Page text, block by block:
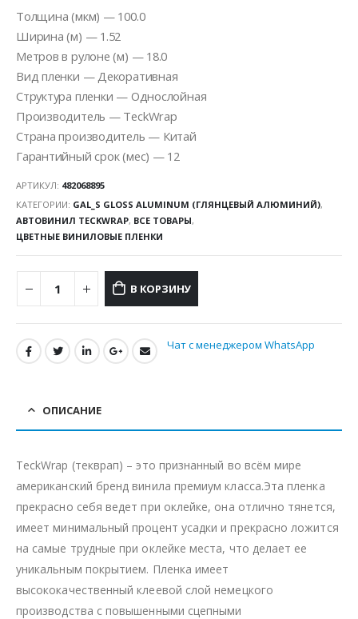
Толщина (мкм) — 100.0
Ширина (м) — 1.52
Метров в рулоне (м) — 18.0
Вид пленки — Декоративная
Структура пленки — Однослойная
Производитель — TeckWrap
Страна производитель — Китай
Гарантийный срок (мес) — 12
АРТИКУЛ: 482068895
КАТЕГОРИИ: GAL_S GLOSS ALUMINUM (ГЛЯНЦЕВЫЙ АЛЮМИНИЙ),
АВТОВИНИЛ TECKWRAP, ВСЕ ТОВАРЫ,
ЦВЕТНЫЕ ВИНИЛОВЫЕ ПЛЕНКИ
В КОРЗИНУ
Чат с менеджером WhatsApp
ОПИСАНИЕ
TeckWrap (текврап) – это признанный во всём мире
американский бренд винила премиум класса.Эта пленка
прекрасно себя ведет при оклейке, она отлично тянется,
имеет минимальный процент усадки и прекрасно ложится
на самые трудные при оклейке места, что делает ее
уникальным покрытием. Пленка имеет
высококачественный клеевой слой немецкого
производства с повышенными сцепными